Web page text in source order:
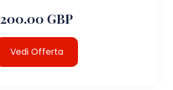
200.00 GBP
Vedi Offerta